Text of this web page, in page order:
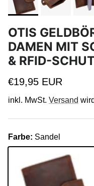
OTIS
DAMEN MIT
& RFID-
Normaler Preis
€19,95 EUR
inkl. MwSt. Versand
Farbe: Sandel